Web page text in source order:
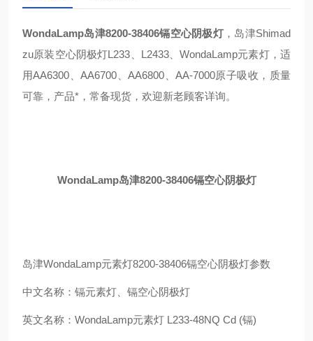
WondaLamp岛津8200-38406镉空心阴极灯，岛津Shimad
zu原装空心阴极灯L233、L2433、WondaLamp元素灯，适
用AA6300、AA6700、AA6800、AA-7000原子吸收，质量
可靠，产品*，常备现货，欢迎新老顾客详询。
WondaLamp岛津8200-38406镉空心阴极灯
岛津WondaLamp元素灯8200-38406镉空心阴极灯参数
中文名称：镉元素灯、镉空心阴极灯
英文名称：WondaLamp元素灯 L233-48NQ Cd (镉)